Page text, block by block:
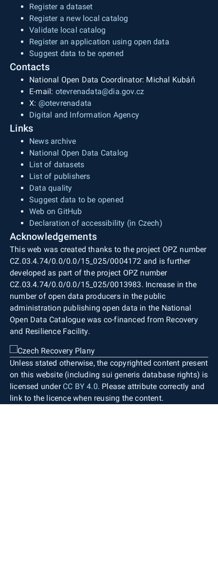
Register a dataset
Register a new local catalog
Validate local catalog
Register an application using open data
Suggest data to be opened
Contacts
National Open Data Coordinator: Michal Kubáň
E-mail: otevrenadata@dia.gov.cz
X: @otevrenadata
Digital and Information Agency
Links
News archive
National Open Data Catalog
List of datasets
List of publishers
Data quality
Suggest data to be opened
Web on GitHub
Declaration of accessibility (in Czech)
Acknowledgements
This web was created thanks to the project OPZ number
CZ.03.4.74/0.0/0.0/15_025/0004172 and is further
developed as part of the project OPZ number
CZ.03.4.74/0.0/0.0/15_025/0013983. Increase in the
number of open data producers in the public
administration publishing open data in the National
Open Data Catalogue was co-financed from Recovery
and Resilience Facility.
Unless stated otherwise, the copyrighted content present
on this website (including sui generis database rights) is
licensed under CC BY 4.0. Please attribute correctly and
link to the licence when reusing the content.